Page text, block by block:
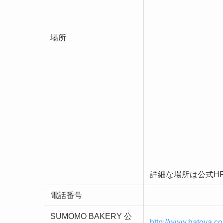
場所
詳細な場所は公式
電話番号
SUMOMO BAKERY 公